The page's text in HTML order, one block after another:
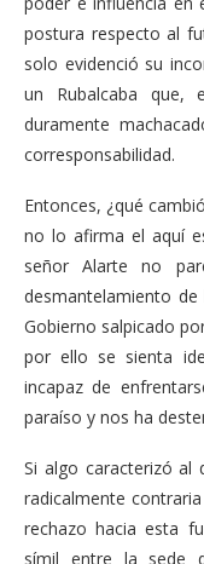
postura respecto al
solo evidenció su
un Rubalcaba que,
duramente
corresponsabilidad.
Entonces, ¿qué
no lo afirma el aquí
señor Alarte no
desmantelamiento
Gobierno salpicado
por ello se sienta
incapaz de
paraíso y nos ha
Si algo caracterizó al
radicalmente
rechazo hacia esta
símil entre la sede